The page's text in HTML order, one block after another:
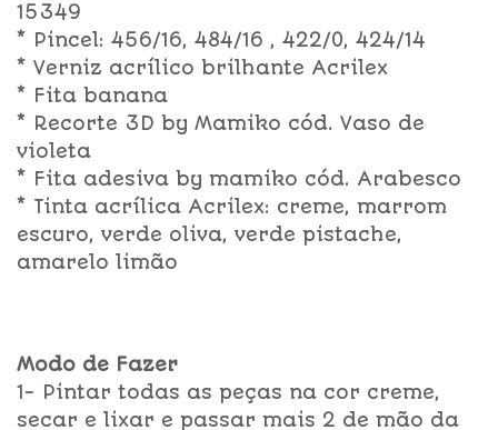
15349
* Pincel: 456/16, 484/16 , 422/0, 424/14
* Verniz acrílico brilhante Acrilex
* Fita banana
* Recorte 3D by Mamiko cód. Vaso de
violeta
* Fita adesiva by mamiko cód. Arabesco
* Tinta acrílica Acrilex: creme, marrom
escuro, verde oliva, verde pistache,
amarelo limão
Modo de Fazer
1- Pintar todas as peças na cor creme,
secar e lixar e passar mais 2 de mão da